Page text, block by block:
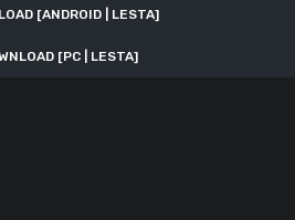
[ANDROID | LESTA]
[PC | LESTA]